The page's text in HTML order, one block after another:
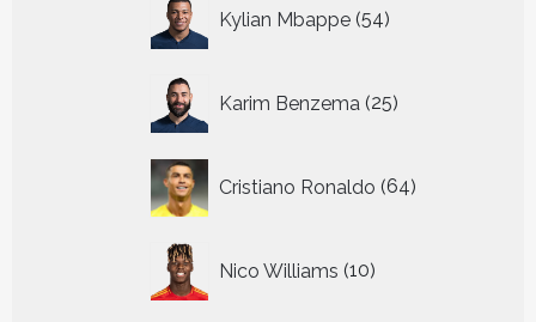
Kylian Mbappe 54
producten
Karim Benzema 25
producten
Cristiano Ronaldo 64
producten
Nico Williams 10
producten